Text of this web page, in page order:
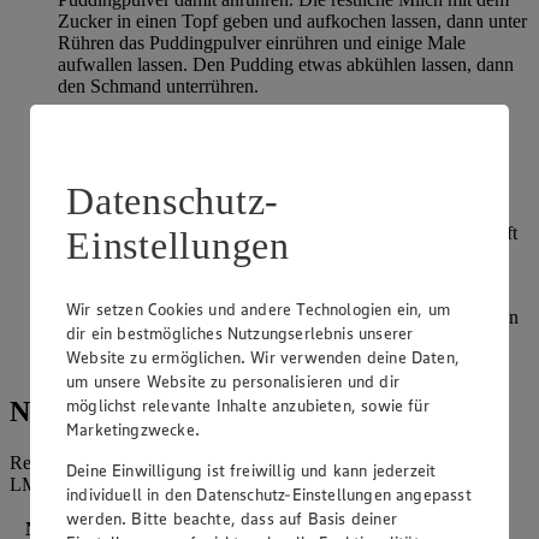
Zucker in einen Topf geben und aufkochen lassen, dann unter
Rühren das Puddingpulver einrühren und einige Male
aufwallen lassen. Den Pudding etwas abkühlen lassen, dann
den Schmand unterrühren.
Den Boden der Springform (Durchmesser: 26 cm) mit dem
Teig auslegen. Die Schmandmasse einfüllen und im
vorgeheizten Backofen bei 180˚ C Ober-/Unterhitze (Umluft
160 Grad) 1 Stunde backen. Sollte der Kuchen zu dunkel
Die Form aus dem Ofen nehmen und den Kuchen am besten
über Nacht in der Form auskühlen lassen. Dann die Form
entfernen und den Kuchen mit dem Puderzucker besieben.
Nährwerte
Referenzmenge für einen durchschnittlichen Erwachsenen laut
LMIV (8.400 kJ/2.000 kcal).
Nährwerte
pro Portion
Datenschutz-
Einstellungen
Wir setzen Cookies und andere Technologien ein, um
dir ein bestmögliches Nutzungserlebnis unserer
Website zu ermöglichen. Wir verwenden deine Daten,
um unsere Website zu personalisieren und dir
möglichst relevante Inhalte anzubieten, sowie für
Marketingzwecke.
Deine Einwilligung ist freiwillig und kann jederzeit
individuell in den Datenschutz-Einstellungen angepasst
werden. Bitte beachte, dass auf Basis deiner